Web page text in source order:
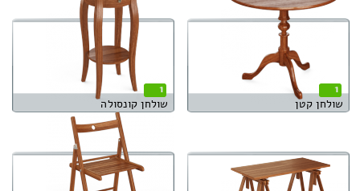
1
שולחן קטן
1
שולחן קונסולה